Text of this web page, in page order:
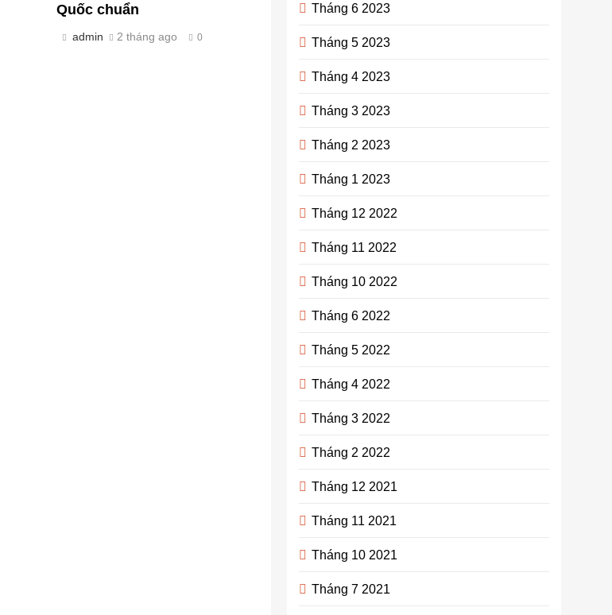
Quốc chuẩn
admin 2 tháng ago 0
Tháng 6 2023
Tháng 5 2023
Tháng 4 2023
Tháng 3 2023
Tháng 2 2023
Tháng 1 2023
Tháng 12 2022
Tháng 11 2022
Tháng 10 2022
Tháng 6 2022
Tháng 5 2022
Tháng 4 2022
Tháng 3 2022
Tháng 2 2022
Tháng 12 2021
Tháng 11 2021
Tháng 10 2021
Tháng 7 2021